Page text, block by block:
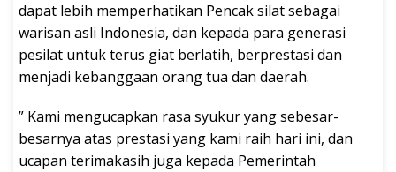
dapat lebih memperhatikan Pencak silat sebagai
warisan asli Indonesia, dan kepada para generasi
pesilat untuk terus giat berlatih, berprestasi dan
menjadi kebanggaan orang tua dan daerah.
” Kami mengucapkan rasa syukur yang sebesar-
besarnya atas prestasi yang kami raih hari ini, dan
ucapan terimakasih juga kepada Pemerintah